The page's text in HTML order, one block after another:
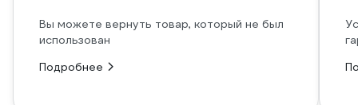
Вы можете вернуть товар, который не был
использован
Подробнее